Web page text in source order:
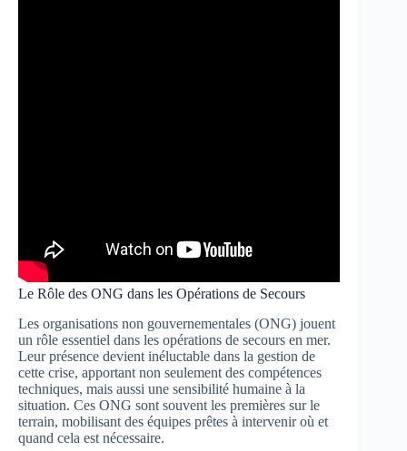
Le Rôle des ONG dans les Opérations de Secours
Les organisations non gouvernementales (ONG) jouent
un rôle essentiel dans les opérations de secours en mer.
Leur présence devient inéluctable dans la gestion de
cette crise, apportant non seulement des compétences
techniques, mais aussi une sensibilité humaine à la
situation. Ces ONG sont souvent les premières sur le
terrain, mobilisant des équipes prêtes à intervenir où et
quand cela est nécessaire.